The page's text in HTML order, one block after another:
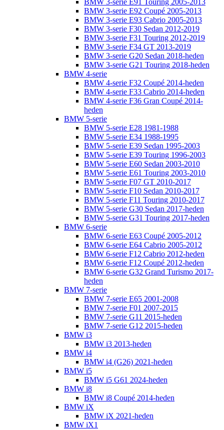
BMW 3-serie E91 Touring 2005-2013
BMW 3-serie E92 Coupé 2005-2013
BMW 3-serie E93 Cabrio 2005-2013
BMW 3-serie F30 Sedan 2012-2019
BMW 3-serie F31 Touring 2012-2019
BMW 3-serie F34 GT 2013-2019
BMW 3-serie G20 Sedan 2018-heden
BMW 3-serie G21 Touring 2018-heden
BMW 4-serie
BMW 4-serie F32 Coupé 2014-heden
BMW 4-serie F33 Cabrio 2014-heden
BMW 4-serie F36 Gran Coupé 2014-
heden
BMW 5-serie
BMW 5-serie E28 1981-1988
BMW 5-serie E34 1988-1995
BMW 5-serie E39 Sedan 1995-2003
BMW 5-serie E39 Touring 1996-2003
BMW 5-serie E60 Sedan 2003-2010
BMW 5-serie E61 Touring 2003-2010
BMW 5-serie F07 GT 2010-2017
BMW 5-serie F10 Sedan 2010-2017
BMW 5-serie F11 Touring 2010-2017
BMW 5-serie G30 Sedan 2017-heden
BMW 5-serie G31 Touring 2017-heden
BMW 6-serie
BMW 6-serie E63 Coupé 2005-2012
BMW 6-serie E64 Cabrio 2005-2012
BMW 6-serie F12 Cabrio 2012-heden
BMW 6-serie F12 Coupé 2012-heden
BMW 6-serie G32 Grand Turismo 2017-
heden
BMW 7-serie
BMW 7-serie E65 2001-2008
BMW 7-serie F01 2007-2015
BMW 7-serie G11 2015-heden
BMW 7-serie G12 2015-heden
BMW i3
BMW i3 2013-heden
BMW i4
BMW i4 (G26) 2021-heden
BMW i5
BMW i5 G61 2024-heden
BMW i8
BMW i8 Coupé 2014-heden
BMW iX
BMW iX 2021-heden
BMW iX1